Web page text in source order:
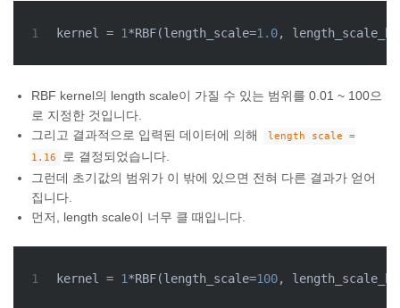
1 kernel = 1*RBF(length_scale=1.0,
RBF kernel의 length scale이 가질 수 있는 범위를 0.01 ~ 100으
로 지정한 것입니다.
그리고 결과적으로 입력된 데이터에 의해
length scale =
1.16
로 결정되었습니다.
그런데 초기값의 범위가 이 밖에 있으면 전혀 다른 결과가 얻어
집니다.
먼저, length scale이 너무 클 때입니다.
1 kernel = 1*RBF(length_scale=100,